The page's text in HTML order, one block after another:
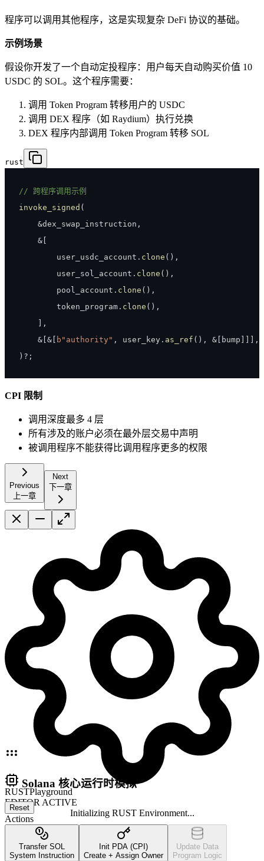
程序可以调用其他程序，这是实现复杂 DeFi 协议的基础。
示例场景
假设你开发了一个自动定投程序：用户每天自动购买价值 10
USDC 的 SOL。这个程序需要：
调用 Token Program 转移用户的 USDC
调用 DEX 程序（如 Raydium）执行兑换
DEX 程序内部调用 Token Program 转移 SOL
rust
// 跨程序调用示例
invoke_signed (
&dex_swap_instruction ,
& [
        user_usdc_account
. clone ( ) ,
        user_sol_account
. clone ( ) ,
        pool_account
. clone ( ) ,
        token_program
. clone ( ) ,
] ,
& [& [ b"authority" , user_key . as_ref ( ) , & [ bump ] ] ] ,
) ? ;
CPI 限制
调用深度最多 4 层
所有涉及的账户必须在最外层交易中声明
被调用程序不能获得比调用程序更多的权限
Previous
上一章
Next
下一章
RUSTPlayground
EDITOR ACTIVE
Initializing RUSTEnvironment...
Solana 核心运行时模拟
Reset
Actions
Transfer SOL
System Instruction
Init PDA (CPI)
Create + Assign Owner
Update Data
Program Logic